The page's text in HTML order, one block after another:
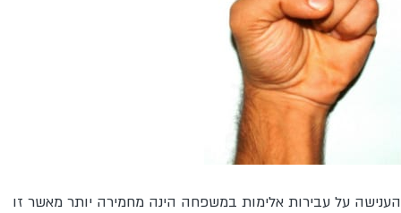
הענישה על עבירות אלימות במשפחה הינה מחמירה יותר מאשר זו